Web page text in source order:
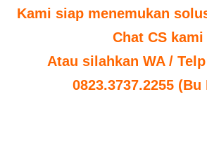
Kami siap menemukan
Chat CS kami
Atau silahkan WA /
0823.3737.2255 (Bu